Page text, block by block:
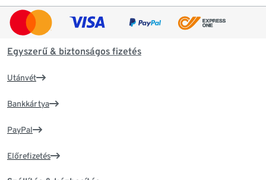
Egyszerű & biztonságos fizetés
Utánvét
Bankkártya
PayPal
Előrefizetés